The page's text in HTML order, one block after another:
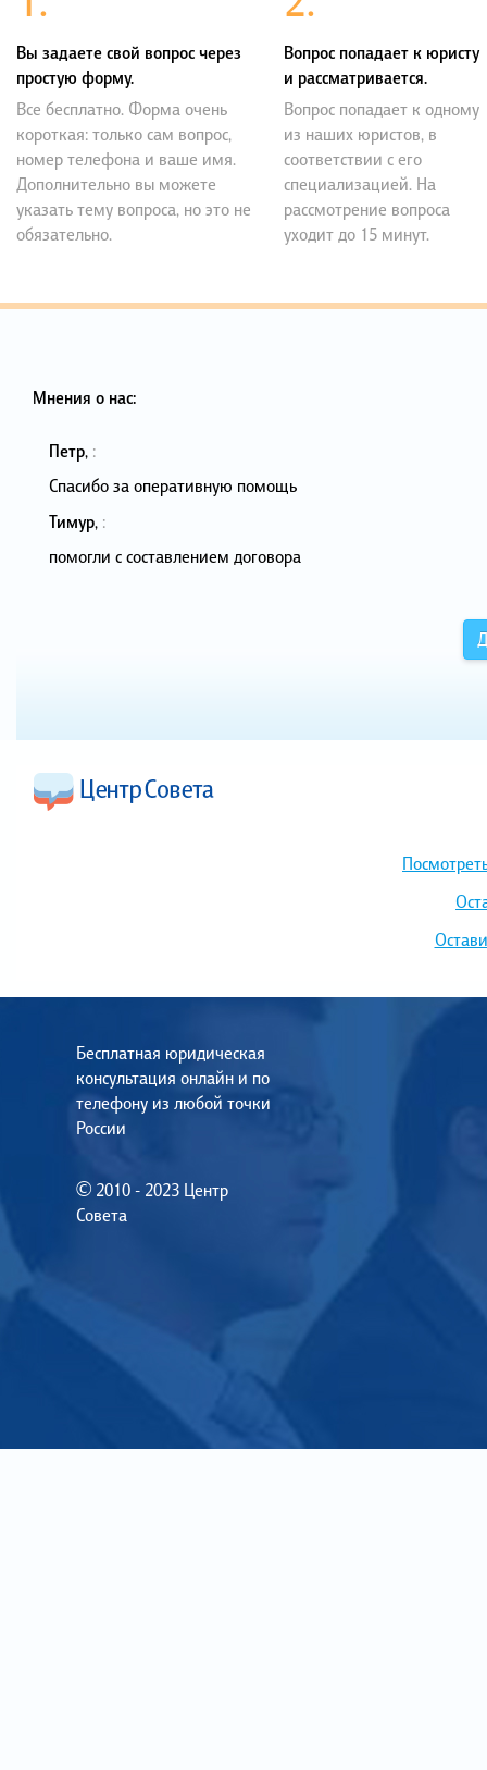
Вы задаете свой вопрос через
простую форму.
Все бесплатно. Форма очень
короткая: только сам вопрос,
номер телефона и ваше имя.
Дополнительно вы можете
указать тему вопроса, но это не
обязательно.
Вопрос попадает к юристу
и рассматривается.
Вопрос попадает к одному
из наших юристов, в
соответствии с его
специализацией. На
рассмотрение вопроса
уходит до 15 минут.
Мнения о нас:
Петр, :
Спасибо за оперативную помощь
Тимур, :
помогли с составлением договора
Бесплатная юридическая
консультация онлайн и по
телефону из любой точки
России
© 2010 - 2023 Центр
Совета